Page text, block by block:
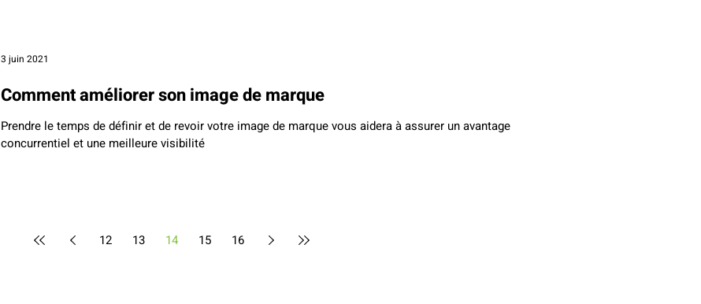
Comment améliorer son image de marque
Prendre le temps de définir et de revoir votre image de marque vous aidera à assurer un avantage
concurrentiel et une meilleure visibilité
3 juin 2021
12 13 14 15 16